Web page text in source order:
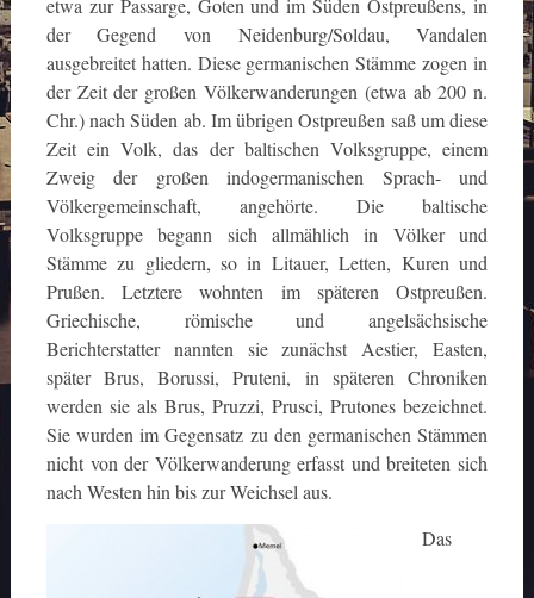
etwa zur Passarge, Goten und im Süden Ostpreußens, in
der Gegend von Neidenburg/Soldau, Vandalen
ausgebreitet hatten. Diese germanischen Stämme zogen in
der Zeit der großen Völkerwanderungen (etwa ab 200 n.
Chr.) nach Süden ab. Im übrigen Ostpreußen saß um diese
Zeit ein Volk, das der baltischen Volksgruppe, einem
Zweig der großen indogermanischen Sprach- und
Völkergemeinschaft, angehörte. Die baltische
Volksgruppe begann sich allmählich in Völker und
Stämme zu gliedern, so in Litauer, Letten, Kuren und
Prußen. Letztere wohnten im späteren Ostpreußen.
Griechische, römische und angelsächsische
Berichterstatter nannten sie zunächst Aestier, Easten,
später Brus, Borussi, Pruteni, in späteren Chroniken
werden sie als Brus, Pruzzi, Prusci, Prutones bezeichnet.
Sie wurden im Gegensatz zu den germanischen Stämmen
nicht von der Völkerwanderung erfasst und breiteten sich
nach Westen hin bis zur Weichsel aus.
Das